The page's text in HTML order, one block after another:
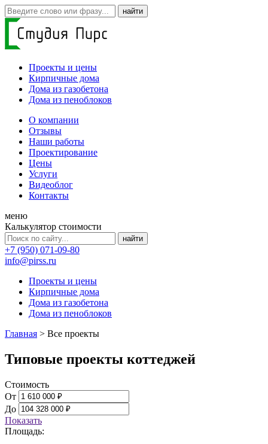
Проекты и цены
Кирпичные дома
Дома из газобетона
Дома из пеноблоков
О компании
Отзывы
Наши работы
Проектирование
Цены
Услуги
Видеоблог
Контакты
меню
Калькулятор стоимости
+7 (950) 071-09-80
info@pirss.ru
Проекты и цены
Кирпичные дома
Дома из газобетона
Дома из пеноблоков
Главная > Все проекты
Типовые проекты коттеджей
Стоимость
От
До
Показать
Площадь: